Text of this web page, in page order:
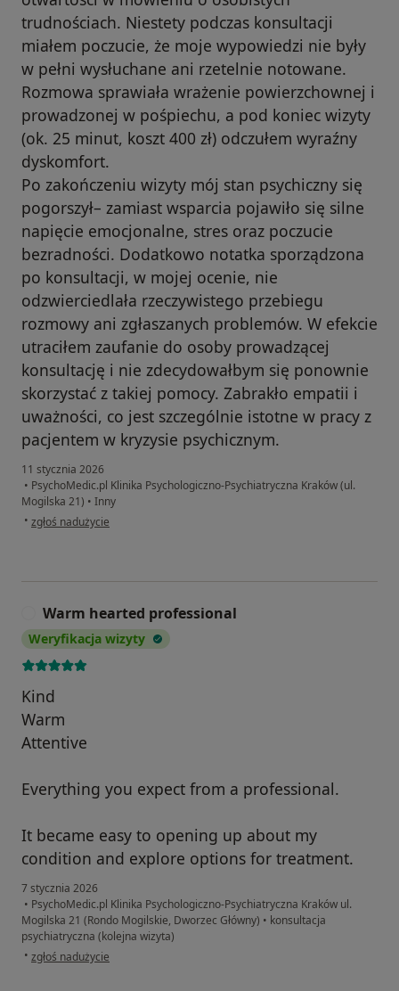
trudnościach. Niestety podczas konsultacji
miałem poczucie, że moje wypowiedzi nie były
w pełni wysłuchane ani rzetelnie notowane.
Rozmowa sprawiała wrażenie powierzchownej i
prowadzonej w pośpiechu, a pod koniec wizyty
(ok. 25 minut, koszt 400 zł) odczułem wyraźny
dyskomfort.
Po zakończeniu wizyty mój stan psychiczny się
pogorszył– zamiast wsparcia pojawiło się silne
napięcie emocjonalne, stres oraz poczucie
bezradności. Dodatkowo notatka sporządzona
po konsultacji, w mojej ocenie, nie
odzwierciedlała rzeczywistego przebiegu
rozmowy ani zgłaszanych problemów. W efekcie
utraciłem zaufanie do osoby prowadzącej
konsultację i nie zdecydowałbym się ponownie
skorzystać z takiej pomocy. Zabrakło empatii i
uważności, co jest szczególnie istotne w pracy z
pacjentem w kryzysie psychicznym.
11 stycznia 2026
• PsychoMedic.pl Klinika Psychologiczno-Psychiatryczna Kraków (ul.
Mogilska 21) • Inny
• w opinii użytkownika M.K.
zgłoś nadużycie
Warm hearted professional
Weryfikacja wizyty
Kind
Warm
Attentive
Everything you expect from a professional.
It became easy to opening up about my
condition and explore options for treatment.
7 stycznia 2026
• PsychoMedic.pl Klinika Psychologiczno-Psychiatryczna Kraków ul.
Mogilska 21 (Rondo Mogilskie, Dworzec Główny) • konsultacja
psychiatryczna (kolejna wizyta)
• w opinii użytkownika Warm hearted professional
zgłoś nadużycie